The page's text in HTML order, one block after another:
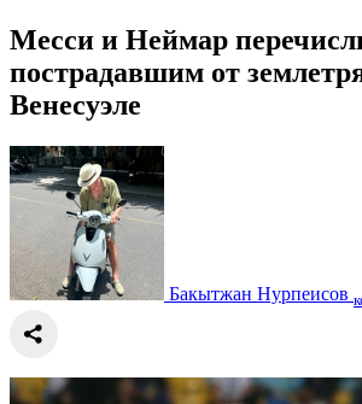
Месси и Неймар
пострадавшим от
Венесуэле
Бакытжан Нурпеисов